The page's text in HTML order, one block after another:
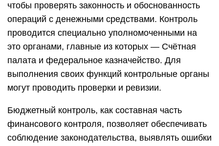
чтобы проверять законность и обоснованность
операций с денежными средствами. Контроль
проводится специально уполномоченными на
это органами, главные из которых — Счётная
палата и федеральное казначейство. Для
выполнения своих функций контрольные органы
могут проводить проверки и ревизии.
Бюджетный контроль, как составная часть
финансового контроля, позволяет обеспечивать
соблюдение законодательства, выявлять ошибки